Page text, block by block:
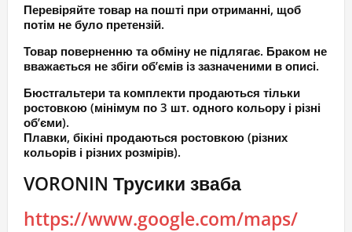
Перевіряйте товар на пошті при отриманні, щоб
потім не було претензій.
Товар поверненню та обміну не підлягає. Браком не
вважається не збіги об’ємів із зазначеними в описі.
Бюстгальтери та комплекти продаються тільки
ростовкою (мінімум по 3 шт. одного кольору і різні
об’єми).
Плавки, бікіні продаються ростовкою (різних
кольорів і різних розмірів).
VORONIN Трусики зваба
https://www.google.com/maps/